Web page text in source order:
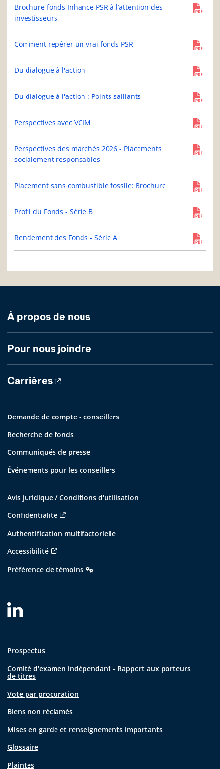
Brochure fonds Inhance PSR à l’attention des
investisseurs
Comment repérer un vrai fonds PSR
Du dialogue à l'action
Du dialogue à l'action : Points saillants
Perspectives avec VCIM
Perspectives des marchés 2026 - Placements
socialement responsables
Placement sans combustible fossile: Brochure
Profil du Fonds - Série B
Rendement des Fonds - Série A
À propos de nous
Pour nous joindre
Carrières
Demande de compte - conseillers
Recherche de fonds
Communiqués de presse
Événements pour les conseillers
Avis juridique / Conditions d'utilisation
Confidentialité
Authentification multifactorielle
Accessibilité
Préférence de témoins
Prospectus
Comité d'examen indépendant - Rapport aux porteurs
de titres
Vote par procuration
Biens non réclamés
Mises en garde et renseignements importants
Glossaire
Plaintes